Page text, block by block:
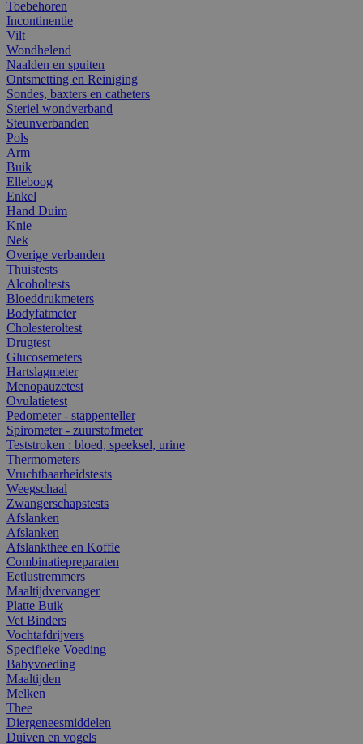
Toebehoren
Incontinentie
Vilt
Wondhelend
Naalden en spuiten
Ontsmetting en Reiniging
Sondes, baxters en catheters
Steriel wondverband
Steunverbanden
Pols
Arm
Buik
Elleboog
Enkel
Hand Duim
Knie
Nek
Overige verbanden
Thuistests
Alcoholtests
Bloeddrukmeters
Bodyfatmeter
Cholesteroltest
Drugtest
Glucosemeters
Hartslagmeter
Menopauzetest
Ovulatietest
Pedometer - stappenteller
Spirometer - zuurstofmeter
Teststroken : bloed, speeksel, urine
Thermometers
Vruchtbaarheidstests
Weegschaal
Zwangerschapstests
Afslanken
Afslanken
Afslankthee en Koffie
Combinatiepreparaten
Eetlustremmers
Maaltijdvervanger
Platte Buik
Vet Binders
Vochtafdrijvers
Specifieke Voeding
Babyvoeding
Maaltijden
Melken
Thee
Diergeneesmiddelen
Duiven en vogels